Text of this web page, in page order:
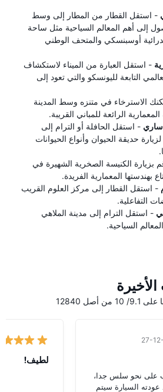
- استقل القطار من المطار إلى وسط
إلى أهم المعالم السياحية مثل ساحة
أوسبنسكي والمتحف الوطني
- استقل العبارة من الميناء لاستكشاف
التابعة لليونسكو والتي تعود إلى
الاسترخاء في متنزه وسط المدينة
الرائعة للمباني القريبة.
- استقل الحافلة أو الترام إلى
حديقة الحيوان وأنواع الحيوانات
بزيارة الكنيسة الصخرية الشهيرة في
بهندستها المعمارية الفريدة.
- استقل القطار إلى مركز العلوم القريب
التفاعلية.
- استقل الترام إلى مدينة الملاهي
السياحية.
أصل 12840
27-
على نحو سلس جدا،
السيارة سيتم
لطيف!